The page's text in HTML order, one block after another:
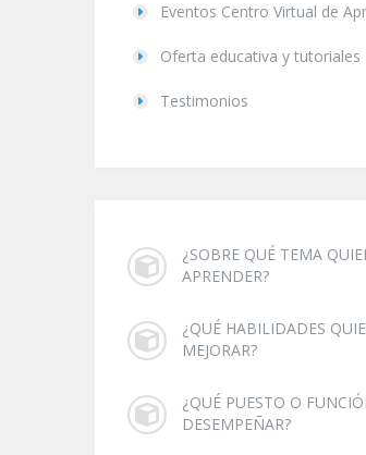
Eventos Centro Virtual de
Oferta educativa y tutoriales
Testimonios
¿SOBRE QUÉ TEMA
APRENDER?
¿QUÉ HABILIDADES
MEJORAR?
¿QUÉ PUESTO O
DESEMPEÑAR?